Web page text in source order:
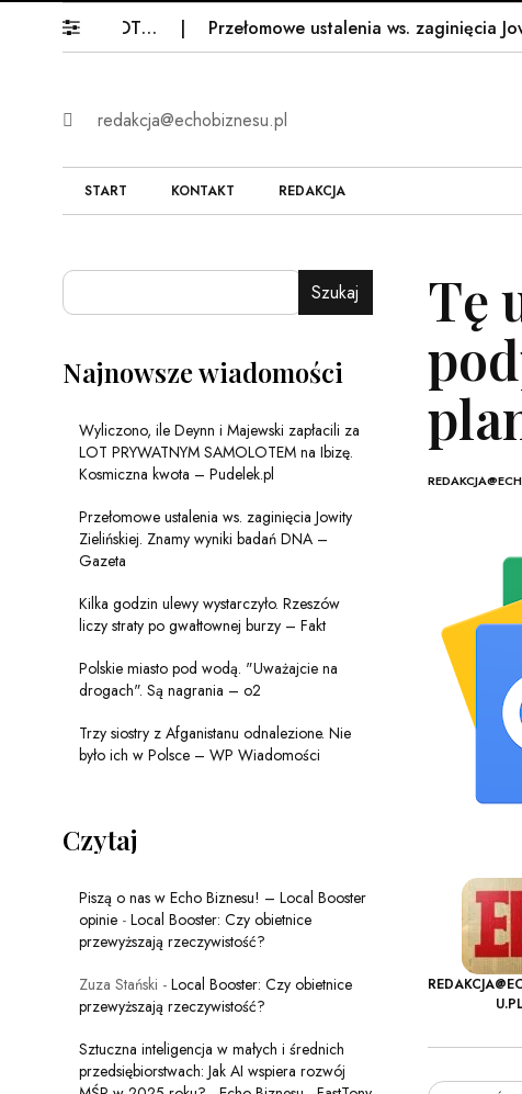
za LOT… Przełomowe ustalenia ws. zaginięcia
redakcja@echobiznesu.pl
START KONTAKT REDAKCJA
Tę
U.PL
Szukaj
Najnowsze wiadomości
Wyliczono, ile Deynn i Majewski zapłacili za
LOT PRYWATNYM SAMOLOTEM na Ibizę.
Kosmiczna kwota – Pudelek.pl
Przełomowe ustalenia ws. zaginięcia Jowity
Zielińskiej. Znamy wyniki badań DNA –
Gazeta
Kilka godzin ulewy wystarczyło. Rzeszów
liczy straty po gwałtownej burzy – Fakt
Polskie miasto pod wodą. "Uważajcie na
drogach". Są nagrania – o2
Trzy siostry z Afganistanu odnalezione. Nie
było ich w Polsce – WP Wiadomości
Czytaj
Piszą o nas w Echo Biznesu! – Local Booster
opinie - Local Booster: Czy obietnice
przewyższają rzeczywistość?
Zuza Stański - Local Booster: Czy obietnice
przewyższają rzeczywistość?
Sztuczna inteligencja w małych i średnich
przedsiębiorstwach: Jak AI wspiera rozwój